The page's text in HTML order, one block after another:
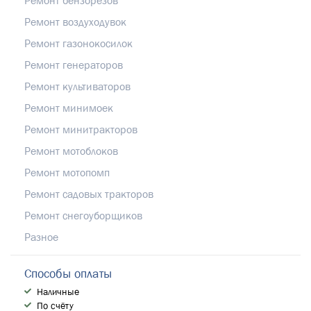
Ремонт воздуходувок
Ремонт газонокосилок
Ремонт генераторов
Ремонт культиваторов
Ремонт минимоек
Ремонт минитракторов
Ремонт мотоблоков
Ремонт мотопомп
Ремонт садовых тракторов
Ремонт снегоуборщиков
Разное
Способы оплаты
Наличные
По счёту